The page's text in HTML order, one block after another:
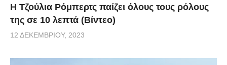
Η Τζούλια Ρόμπερτς παίζει όλους τους ρόλους
της σε 10 λεπτά (Βίντεο)
12 ΔΕΚΕΜΒΡΊΟΥ, 2023